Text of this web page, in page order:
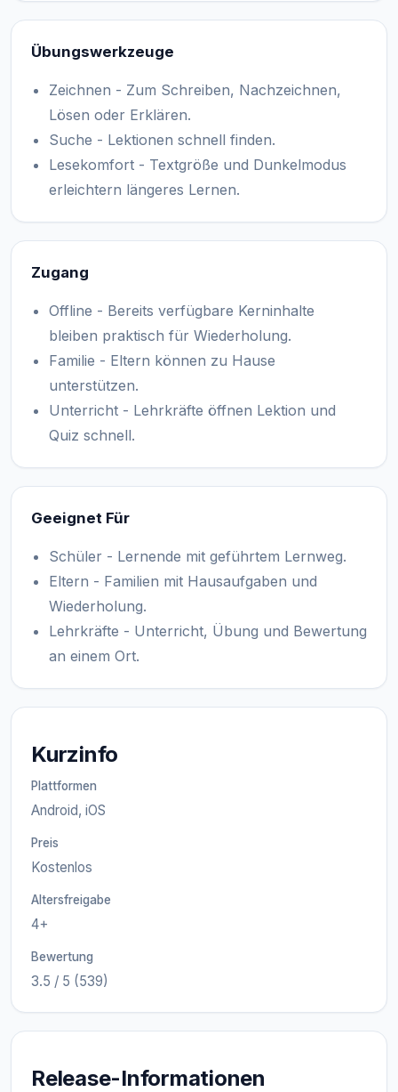
Übungswerkzeuge
Zeichnen - Zum Schreiben, Nachzeichnen,
Lösen oder Erklären.
Suche - Lektionen schnell finden.
Lesekomfort - Textgröße und Dunkelmodus
erleichtern längeres Lernen.
Zugang
Offline - Bereits verfügbare Kerninhalte
bleiben praktisch für Wiederholung.
Familie - Eltern können zu Hause
unterstützen.
Unterricht - Lehrkräfte öffnen Lektion und
Quiz schnell.
Geeignet Für
Schüler - Lernende mit geführtem Lernweg.
Eltern - Familien mit Hausaufgaben und
Wiederholung.
Lehrkräfte - Unterricht, Übung und Bewertung
an einem Ort.
Kurzinfo
Plattformen
Android, iOS
Preis
Kostenlos
Altersfreigabe
4+
Bewertung
3.5 / 5 (539)
Release-Informationen